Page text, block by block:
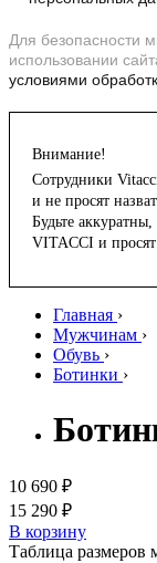
Для безопасности
использовании
условиями
Внимание!
Сотрудники
и не просят
Будьте
VITACCI и
Главная ›
Мужчинам ›
Обувь ›
Ботинки ›
10 690 ₽
15 290 ₽
В корзину
Таблица размеров